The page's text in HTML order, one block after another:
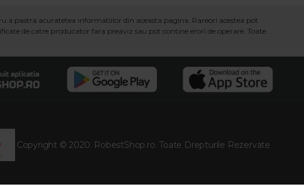
a pastra acuratetea informatiilor din aceasta pagina. Rareori acestea pot
de catre producator fara preaviz sau pot contine erori de operare. Toate
Copyright © 2020. RobestShop.ro. Toate Drepturile Rezervate